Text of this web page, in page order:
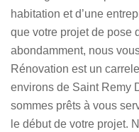
habitation et d’une
que votre projet de pose
abondamment, nous
Rénovation est un
environs de Saint Remy
sommes prêts à vous
le début de votre projet.